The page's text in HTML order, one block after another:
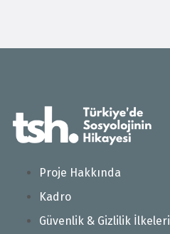
Proje Hakkında
Kadro
Güvenlik & Gizlilik İlkeleri